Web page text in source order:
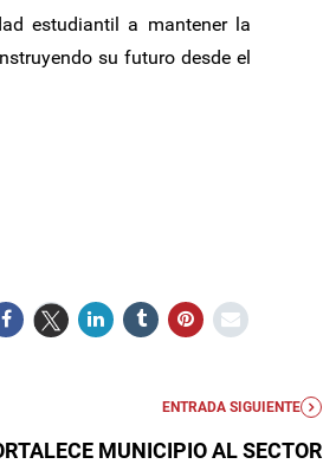
estudiantil a mantener la
su futuro desde el
ENTRADA SIGUIENTE
MUNICIPIO AL SECTOR